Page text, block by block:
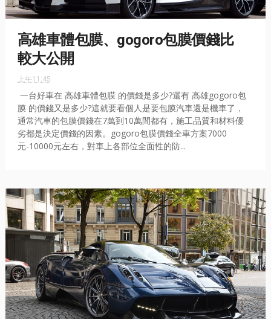
高雄車體包膜、gogoro包膜價錢比
較大公開
上午11:45
一台好車在 高雄車體包膜 的價錢是多少?還有 高雄gogoro包
膜 的價錢又是多少?這就要看個人是要包膜汽車還是機車了，
通常汽車的包膜價錢在7萬到10萬間都有，施工品質和材料優
劣都是決定價錢的因素。gogoro包膜價錢全車方案7000
元-10000元左右，對車上各部位全面性的防...